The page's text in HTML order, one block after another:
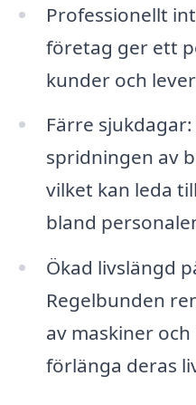
Professionellt
företag ger ett
kunder och
Färre
spridningen av
vilket kan leda
bland
Ökad livslängd
Regelbunden
av maskiner
förlänga deras